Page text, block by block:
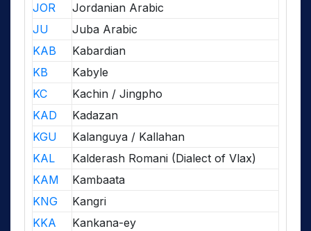
JOR
Jordanian Arabic
JU
Juba Arabic
KAB
Kabardian
KB
Kabyle
KC
Kachin / Jingpho
KAD
Kadazan
KGU
Kalanguya / Kallahan
KAL
Kalderash Romani (Dialect of Vlax)
KAM
Kambaata
KNG
Kangri
KKA
Kankana-ey